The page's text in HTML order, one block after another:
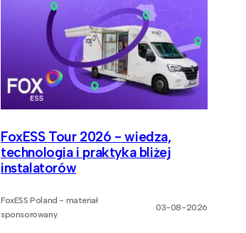
FoxESS Tour 2026 - wiedza,
technologia i praktyka bliżej
instalatorów
FoxESS Poland - materiał
sponsorowany
03-08-2026